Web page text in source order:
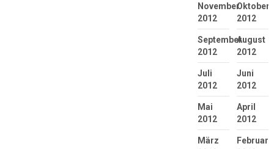
November
2012
Oktober
2012
September
2012
August
2012
Juli
2012
Juni
2012
Mai
2012
April
2012
März
Februar